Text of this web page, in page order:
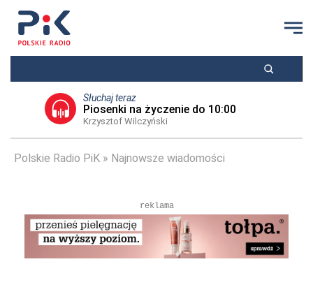
Słuchaj teraz
Piosenki na życzenie do 10:00
Krzysztof Wilczyński
Polskie Radio PiK Najnowsze wiadomości
reklama